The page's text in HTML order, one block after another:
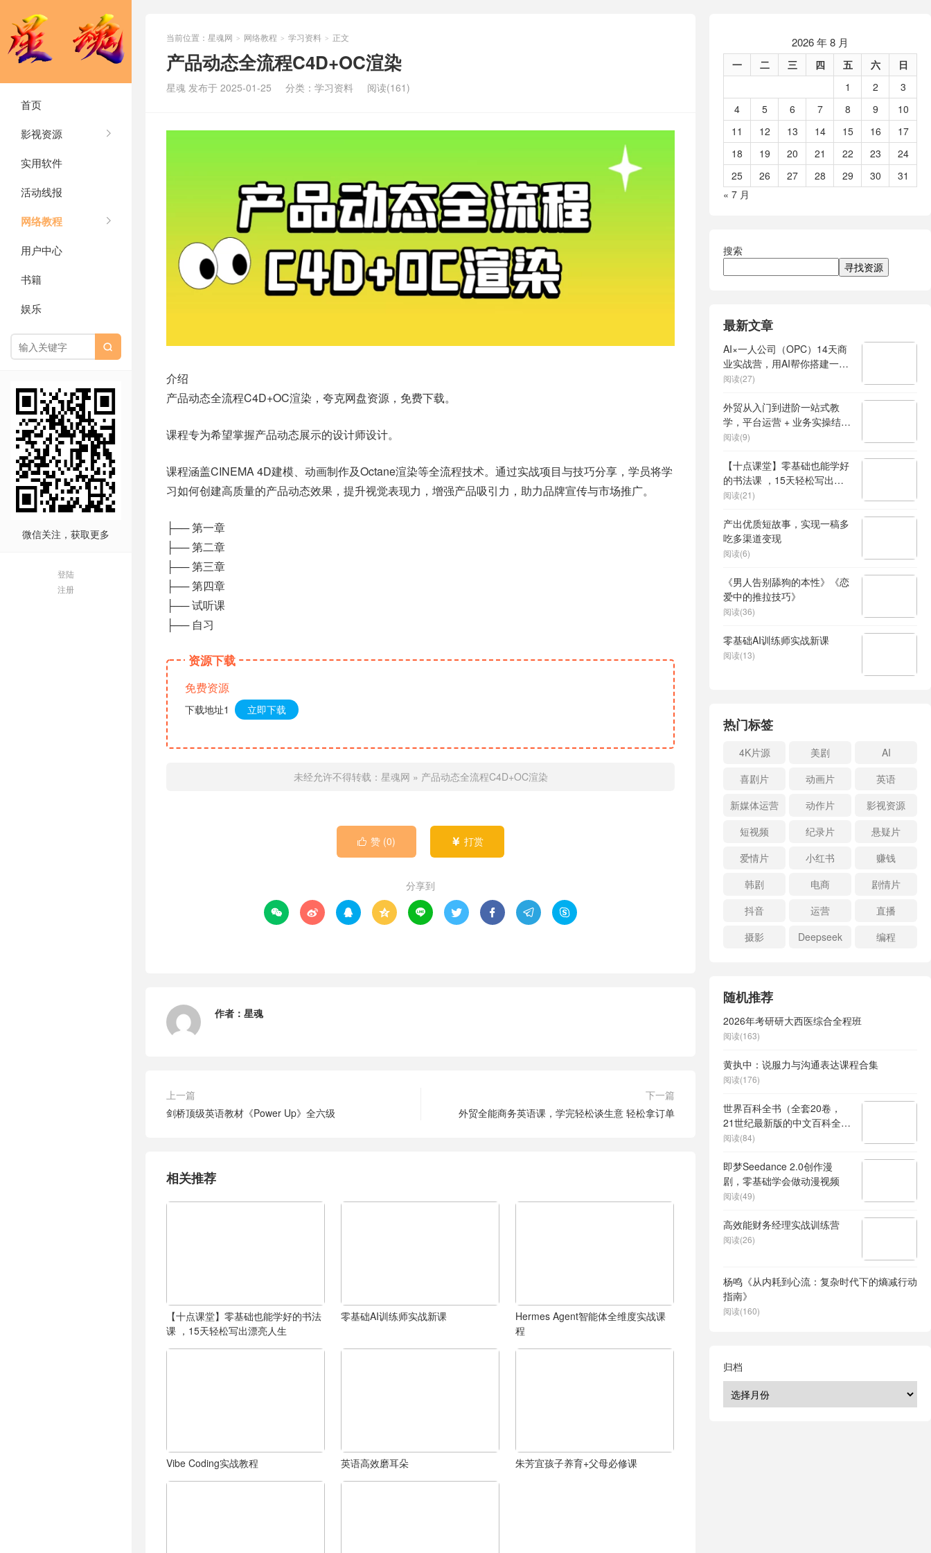
首页
影视资源
实用软件
活动线报
网络教程
用户中心
书籍
娱乐

微信关注，获取更多
登陆
注册
当前位置： 星魂网 > 网络教程 > 学习资料 > 正文
产品动态全流程C4D+OC渲染
星魂 发布于 2025-01-25 分类： 学习资料 阅读(161)
介绍
产品动态全流程C4D+OC渲染，夸克网盘资源，免费下载。
课程专为希望掌握产品动态展示的设计师设计。
课程涵盖CINEMA 4D建模、动画制作及Octane渲染等全流程技术。通过实战项目与技巧分享，学员将学
习如何创建高质量的产品动态效果，提升视觉表现力，增强产品吸引力，助力品牌宣传与市场推广。
├── 第一章
├── 第二章
├── 第三章
├── 第四章
├── 试听课
├── 自习
资源下载
免费资源
下载地址1 立即下载
未经允许不得转载： 星魂网 » 产品动态全流程C4D+OC渲染
 赞 (0)  打赏
分享到
        
作者： 星魂
上一篇
剑桥顶级英语教材《Power Up》全六级
下一篇
外贸全能商务英语课，学完轻松谈生意 轻松拿订单
相关推荐
【十点课堂】零基础也能学好的书法
课 ，15天轻松写出漂亮人生
零基础AI训练师实战新课
Hermes Agent智能体全维度实战课
程
Vibe Coding实战教程 英语高效磨耳朵 朱芳宜孩子养育+父母必修课
2026 年 8 月
一 二 三 四 五 六
日
1
2
3
4
5 6 7 8 9
10
11
12 13 14 15 16
17
18
19 20 21 22 23
24
25
26 27 28 29 30
31
« 7 月
搜索
寻找资源
最新文章
AI×一人公司（OPC）14天商
业实战营，用AI帮你搭建一个
属于你自己的、能独立賺钱的
阅读(27)
外贸从入门到进阶一站式教
学，平台运营 + 业务实操结
合，实现业绩稳步增长
阅读(9)
【十点课堂】零基础也能学好
的书法课 ，15天轻松写出漂
亮人生
阅读(21)
产出优质短故事，实现一稿多
吃多渠道变现
阅读(6)
《男人告别舔狗的本性》《恋
爱中的推拉技巧》
阅读(36)
零基础AI训练师实战新课
阅读(13)
热门标签
4K片源 美剧
AI
喜剧片
动画片
英语
新媒体运营
动作片
影视资源
短视频
纪录片
悬疑片
爱情片
小红书
赚钱
韩剧
电商
剧情片
抖音
运营
直播
摄影
Deepseek 编程
随机推荐
2026年考研研大西医综合全程班
阅读(163)
黄执中：说服力与沟通表达课程合集
阅读(176)
世界百科全书（全套20卷，
21世纪最新版的中文百科全
书，3800多名专家精心撰
科）
阅读(84)
即梦Seedance 2.0创作漫
剧，零基础学会做动漫视频
阅读(49)
高效能财务经理实战训练营
阅读(26)
杨鸣《从内耗到心流：复杂时代下的熵减行动
指南》
阅读(160)
归档